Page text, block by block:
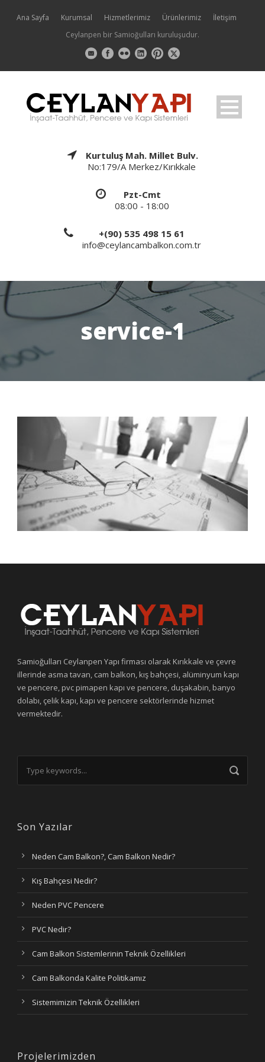
Ana Sayfa Kurumsal Hizmetlerimiz Ürünlerimiz
İletişim
Ceylanpen bir Samioğulları kuruluşudur.
Kurtuluş Mah. Millet Bulv.
No:179/A Merkez/Kırıkkale
Pzt-Cmt
08:00 - 18:00
+(90) 535 498 15 61
info@ceylancambalkon.com.tr
service-1
Samioğulları Ceylanpen Yapı firması olarak Kırıkkale ve çevre
illerinde asma tavan, cam balkon, kış bahçesi, alüminyum kapı
ve pencere, pvc pimapen kapı ve pencere, duşakabin, banyo
dolabı, çelik kapı, kapı ve pencere sektörlerinde hizmet
vermektedir.
Son Yazılar
Neden Cam Balkon?, Cam Balkon Nedir?
Kış Bahçesi Nedir?
Neden PVC Pencere
PVC Nedir?
Cam Balkon Sistemlerinin Teknik Özellikleri
Cam Balkonda Kalite Politikamız
Sistemimizin Teknik Özellikleri
Projelerimizden